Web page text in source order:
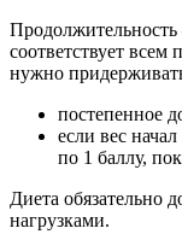
соответствует
нужно
постепенное
если вес
по 1 баллу,
Диета обязательно
нагрузками.